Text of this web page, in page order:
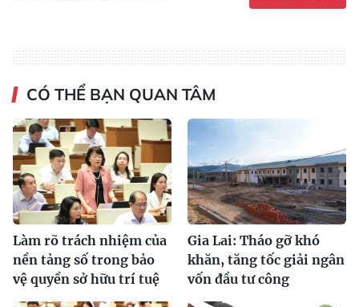
CÓ THỂ BẠN QUAN TÂM
Làm rõ trách nhiệm của
nền tảng số trong bảo
vệ quyền sở hữu trí tuệ
Gia Lai: Tháo gỡ khó
khăn, tăng tốc giải ngân
vốn đầu tư công